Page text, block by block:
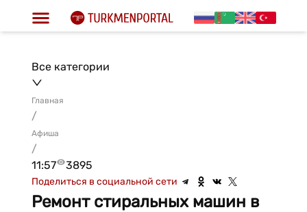
Все категории
Главная
/
Афиша
/
11:57
3895
Поделиться в социальной сети
Ремонт стиральных машин в